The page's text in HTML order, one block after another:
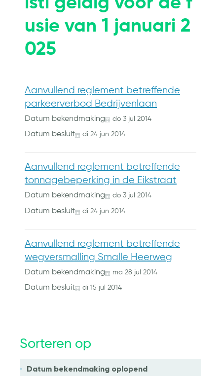
usie van 1 januari 2
025
Aanvullend reglement betreffende
parkeerverbod Bedrijvenlaan
Datum bekendmaking do 3 jul 2014
Datum besluit di 24 jun 2014
Aanvullend reglement betreffende
tonnagebeperking in de Eikstraat
Datum bekendmaking do 3 jul 2014
Datum besluit di 24 jun 2014
Aanvullend reglement betreffende
wegversmalling Smalle Heerweg
Datum bekendmaking ma 28 jul 2014
Datum besluit di 15 jul 2014
Sorteren op
Datum bekendmaking oplopend